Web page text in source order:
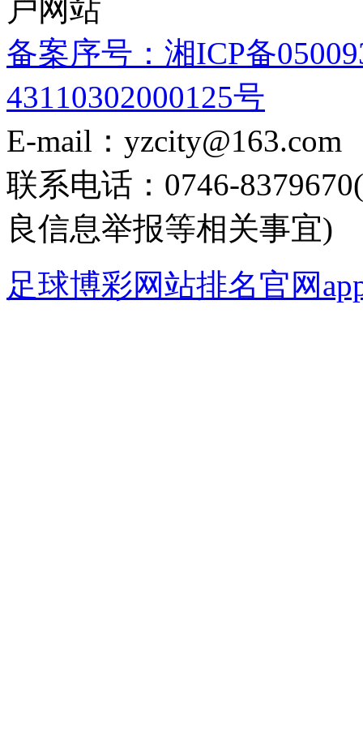
户网站
备案序号：湘ICP备
43110302000125号
E-mail：yzcity@163.com
联系电话：0746-
良信息举报等相关事宜)
足球博彩网站排名官网